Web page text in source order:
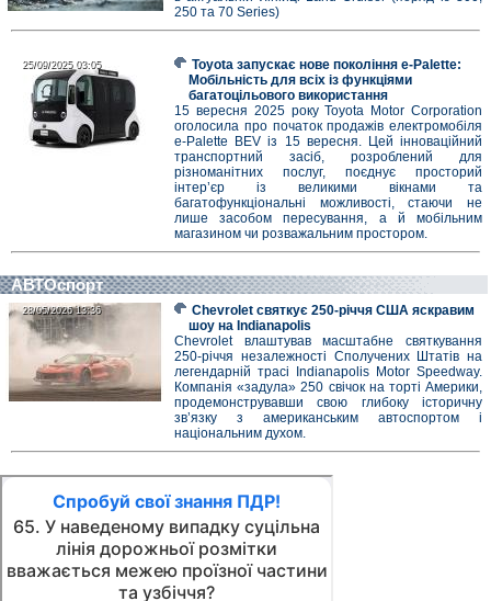
250 та 70 Series)
25/09/2025 03:05
25/09/2025 03:05
Toyota запускає нове покоління e-Palette:
Мобільність для всіх із функціями
багатоцільового використання
15 вересня 2025 року Toyota Motor Corporation
оголосила про початок продажів електромобіля
e-Palette BEV із 15 вересня. Цей інноваційний
транспортний засіб, розроблений для
різноманітних послуг, поєднує просторий
інтер’єр із великими вікнами та
багатофункціональні можливості, стаючи не
лише засобом пересування, а й мобільним
магазином чи розважальним простором.
АВТОспорт
28/05/2026 13:36
28/05/2026 13:36
Chevrolet святкує 250-річчя США яскравим
шоу на Indianapolis
Chevrolet влаштував масштабне святкування
250-річчя незалежності Сполучених Штатів на
легендарній трасі Indianapolis Motor Speedway.
Компанія «задула» 250 свічок на торті Америки,
продемонструвавши свою глибоку історичну
зв’язку з американським автоспортом і
національним духом.